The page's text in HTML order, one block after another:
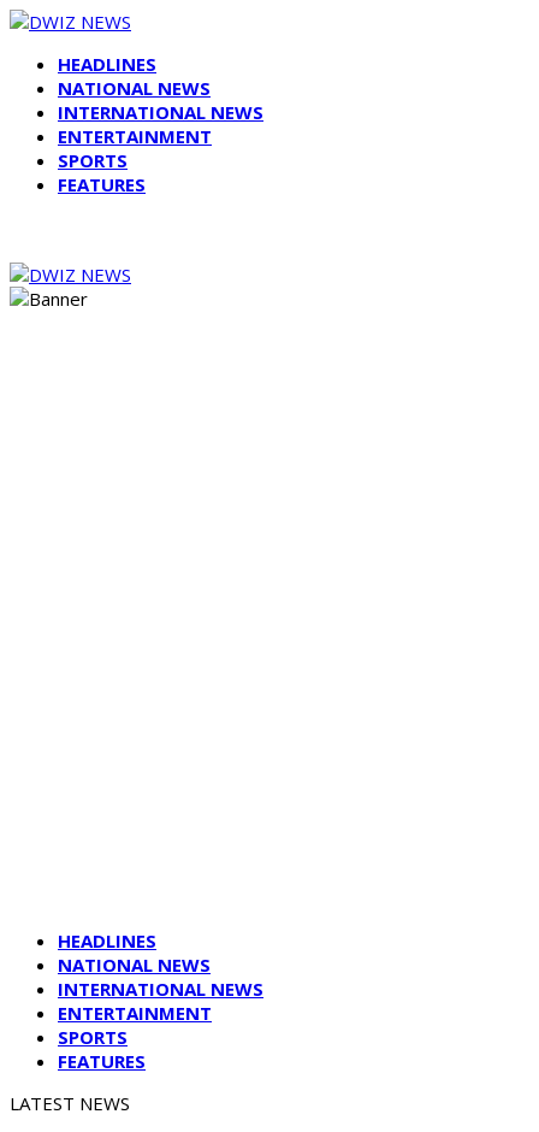
HEADLINES
NATIONAL NEWS
INTERNATIONAL NEWS
ENTERTAINMENT
SPORTS
FEATURES
HEADLINES
NATIONAL NEWS
INTERNATIONAL NEWS
ENTERTAINMENT
SPORTS
FEATURES
LATEST NEWS